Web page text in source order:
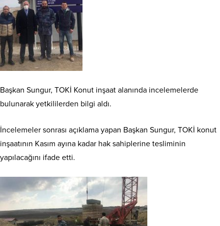
Başkan Sungur, TOKİ Konut inşaat alanında incelemelerde
bulunarak yetkililerden bilgi aldı.
İncelemeler sonrası açıklama yapan Başkan Sungur, TOKİ konut
inşaatının Kasım ayına kadar hak sahiplerine tesliminin
yapılacağını ifade etti.